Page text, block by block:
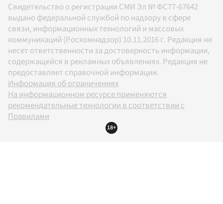
Свидетельство о регистрации СМИ Эл № ФС77-67642
выдано федеральной службой по надзору в сфере
связи, информационных технологий и массовых
коммуникаций (Роскомнадзор) 10.11.2016 г. Редакция не
несет ответственности за достоверность информации,
содержащейся в рекламных объявлениях. Редакция не
предоставляет справочной информации.
Информация об ограничениях
На информационном ресурсе применяются
рекомендательные технологии в соответствии с
Правилами
18+